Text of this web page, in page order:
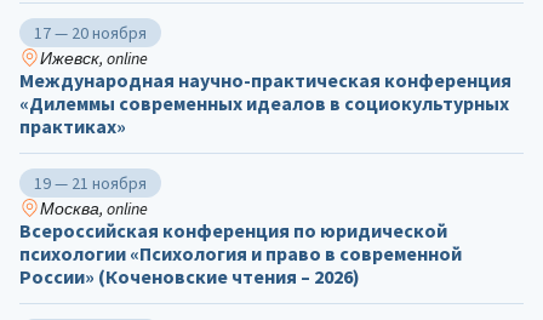
17 — 20 ноября
Ижевск, online
Международная научно-практическая конференция
«Дилеммы современных идеалов в социокультурных
практиках»
19 — 21 ноября
Москва, online
Всероссийская конференция по юридической
психологии «Психология и право в современной
России» (Коченовские чтения – 2026)